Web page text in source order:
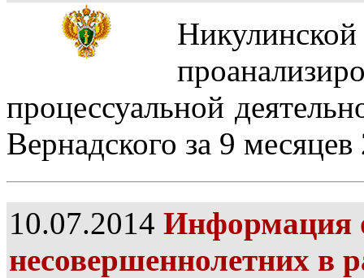
процессуальной
Вернадского за 9 месяцев
10.07.2014 Информация
несовершеннолетних в